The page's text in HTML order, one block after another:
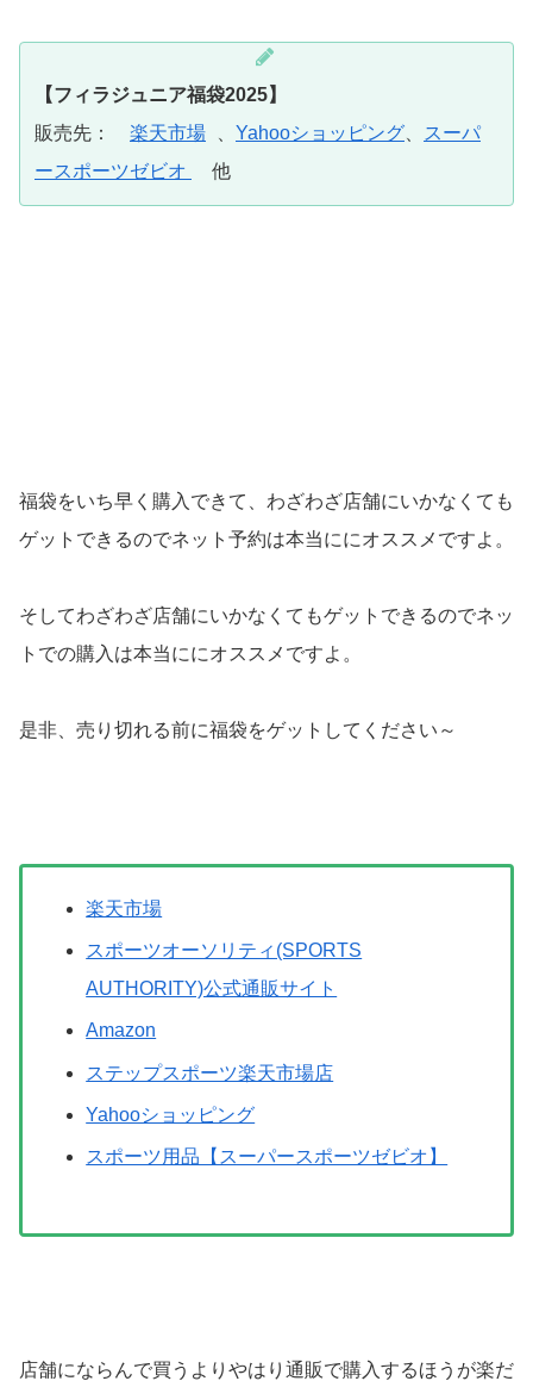
【フィラジュニア福袋2025】
販売先： 楽天市場 Yahooショッピング
スーパ
ースポーツゼビオ
他
福袋をいち早く購入できて、わざわざ店舗にいかなくても
ゲットできるのでネット予約は本当ににオススメですよ。
そしてわざわざ店舗にいかなくてもゲットできるのでネッ
トでの購入は本当ににオススメですよ。
是非、売り切れる前に福袋をゲットしてください～
楽天市場
スポーツオーソリティ(SPORTS
AUTHORITY)公式通販サイト
Amazon
ステップスポーツ楽天市場店
Yahooショッピング
スポーツ用品【スーパースポーツゼビオ】
店舗にならんで買うよりやはり通販で購入するほうが楽だ